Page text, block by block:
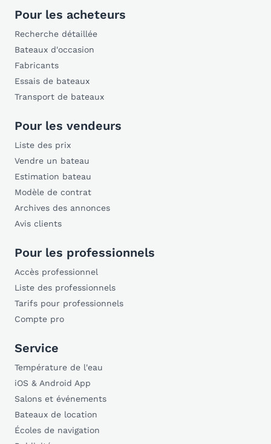
Pour les acheteurs
Recherche détaillée
Bateaux d'occasion
Fabricants
Essais de bateaux
Transport de bateaux
Pour les vendeurs
Liste des prix
Vendre un bateau
Estimation bateau
Modèle de contrat
Archives des annonces
Avis clients
Pour les professionnels
Accès professionnel
Liste des professionnels
Tarifs pour professionnels
Compte pro
Service
Température de l'eau
iOS & Android App
Salons et événements
Bateaux de location
Écoles de navigation